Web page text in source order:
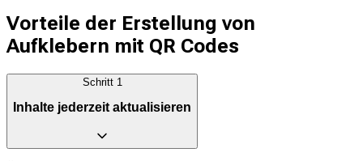
Vorteile der Erstellung von
Aufklebern mit QR Codes
Schritt 1
Inhalte jederzeit aktualisieren